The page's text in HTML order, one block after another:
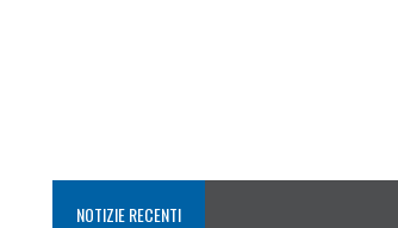
NOTIZIE RECENTI